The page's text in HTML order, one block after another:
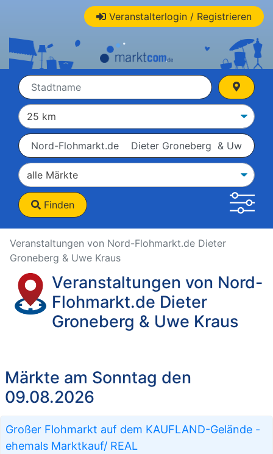
Veranstalterlogin / Registrieren
Finden
Veranstaltungen von Nord-Flohmarkt.de Dieter
Groneberg & Uwe Kraus
Veranstaltungen von Nord-
Flohmarkt.de Dieter
Groneberg & Uwe Kraus
Märkte am Sonntag den
09.08.2026
Großer Flohmarkt auf dem KAUFLAND-Gelände -
ehemals Marktkauf/ REAL